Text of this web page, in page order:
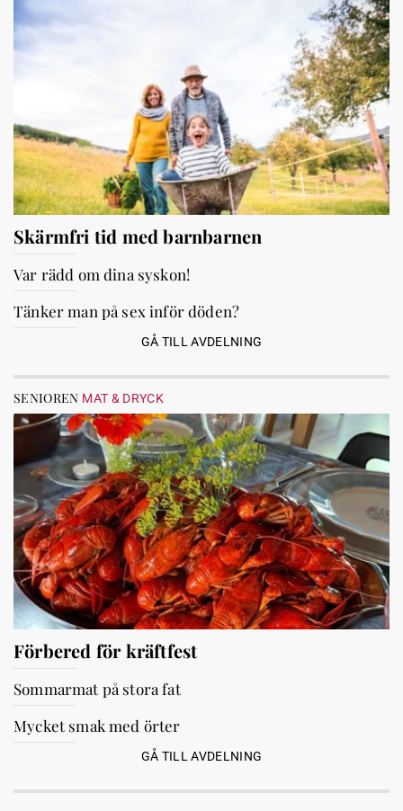
Skärmfri tid med barnbarnen
Var rädd om dina syskon!
Tänker man på sex inför döden?
GÅ TILL AVDELNING
SENIOREN MAT & DRYCK
Förbered för kräftfest
Sommarmat på stora fat
Mycket smak med örter
GÅ TILL AVDELNING